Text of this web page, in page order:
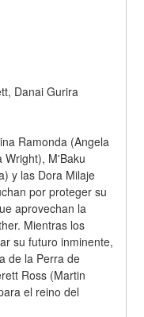
Danai Gurira
Ramonda (Angela
Wright), M'Baku
y las Dora Milaje
por proteger su
aprovechan la
Mientras los
su futuro inminente,
de la Perra de
Ross (Martin
el reino del